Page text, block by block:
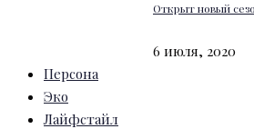
Открыт новый
6 июля, 2020
Персона
Эко
Лайфстайл